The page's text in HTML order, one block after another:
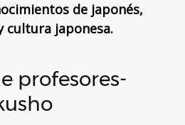
de japonés,
cultura japonesa.
profesores-